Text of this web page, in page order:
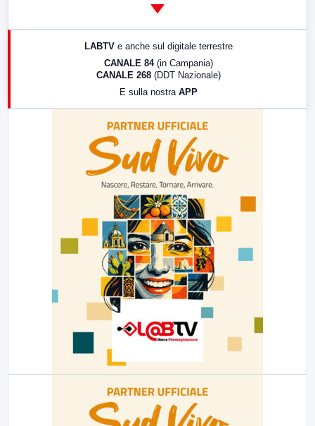
LABTV e anche sul digitale terrestre
CANALE 84 (in Campania)
CANALE 268 (DDT Nazionale)
E sulla nostra APP